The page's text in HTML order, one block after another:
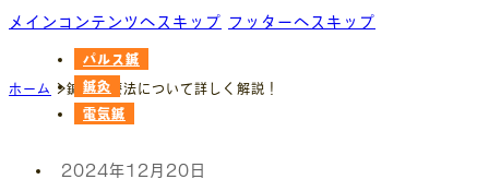
メインコンテンツへスキップ フッターへスキップ
ホーム 鍼通電療法について詳しく解説！
2024年12月20日
パルス鍼
鍼灸
電気鍼